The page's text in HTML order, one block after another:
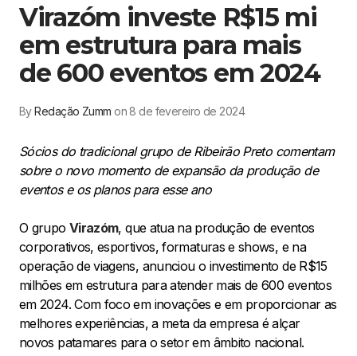
Virazóm investe R$15 mi
em estrutura para mais
de 600 eventos em 2024
ByRedação Zumm on 8 de fevereiro de 2024
Sócios do tradicional grupo de Ribeirão Preto comentam
sobre o novo momento de expansão da produção de
eventos e os planos para esse ano
O grupo Virazóm, que atua na produção de eventos
corporativos, esportivos, formaturas e shows, e na
operação de viagens, anunciou o investimento de R$15
milhões em estrutura para atender mais de 600 eventos
em 2024. Com foco em inovações e em proporcionar as
melhores experiências, a meta da empresa é alçar
novos patamares para o setor em âmbito nacional.